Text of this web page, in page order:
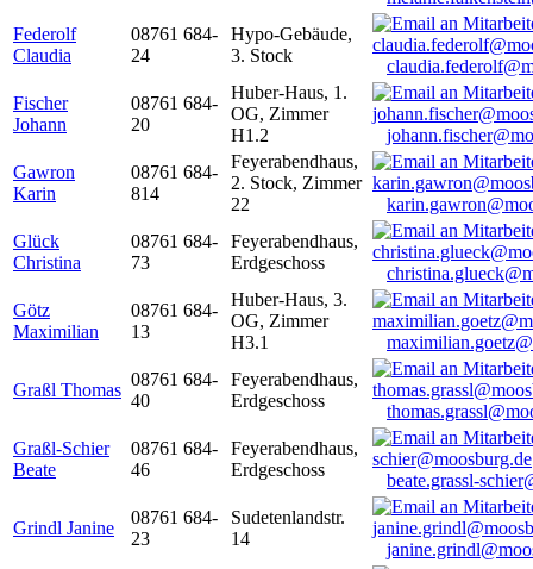
Federolf
Claudia
08761 684-
24
Hypo-Gebäude,
3. Stock
Fischer
Johann
08761 684-
20
Huber-Haus, 1.
OG, Zimmer
H1.2
Gawron
Karin
08761 684-
814
Feyerabendhaus,
2. Stock, Zimmer
22
Glück
Christina
08761 684-
73
Feyerabendhaus,
Erdgeschoss
Götz
Maximilian
08761 684-
13
Huber-Haus, 3.
OG, Zimmer
H3.1
Graßl Thomas
08761 684-
40
Feyerabendhaus,
Erdgeschoss
Graßl-Schier
Beate
08761 684-
46
Feyerabendhaus,
Erdgeschoss
beate.grassl-
Grindl Janine
08761 684-
23
Sudetenlandstr.
14